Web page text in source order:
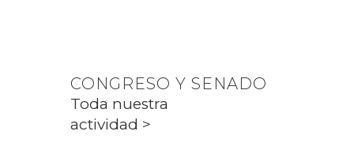
CONGRESO Y SENADO
Toda nuestra
actividad >